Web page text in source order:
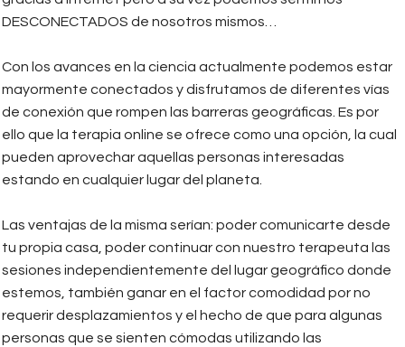
DESCONECTADOS de nosotros mismos…
Con los avances en la ciencia actualmente podemos estar
mayormente conectados y disfrutamos de diferentes vías
de conexión que rompen las barreras geográficas. Es por
ello que la terapia online se ofrece como una opción, la cual
pueden aprovechar aquellas personas interesadas
estando en cualquier lugar del planeta.
Las ventajas de la misma serían: poder comunicarte desde
tu propia casa, poder continuar con nuestro terapeuta las
sesiones independientemente del lugar geográfico donde
estemos, también ganar en el factor comodidad por no
requerir desplazamientos y el hecho de que para algunas
personas que se sienten cómodas utilizando las